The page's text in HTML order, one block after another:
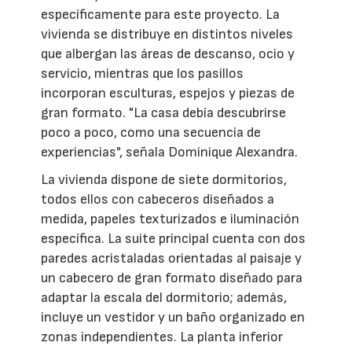
específicamente para este proyecto. La
vivienda se distribuye en distintos niveles
que albergan las áreas de descanso, ocio y
servicio, mientras que los pasillos
incorporan esculturas, espejos y piezas de
gran formato. "La casa debía descubrirse
poco a poco, como una secuencia de
experiencias", señala Dominique Alexandra.
La vivienda dispone de siete dormitorios,
todos ellos con cabeceros diseñados a
medida, papeles texturizados e iluminación
específica. La suite principal cuenta con dos
paredes acristaladas orientadas al paisaje y
un cabecero de gran formato diseñado para
adaptar la escala del dormitorio; además,
incluye un vestidor y un baño organizado en
zonas independientes. La planta inferior